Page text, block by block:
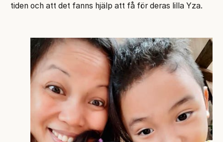
tiden och att det fanns hjälp att få för deras lilla Yza.